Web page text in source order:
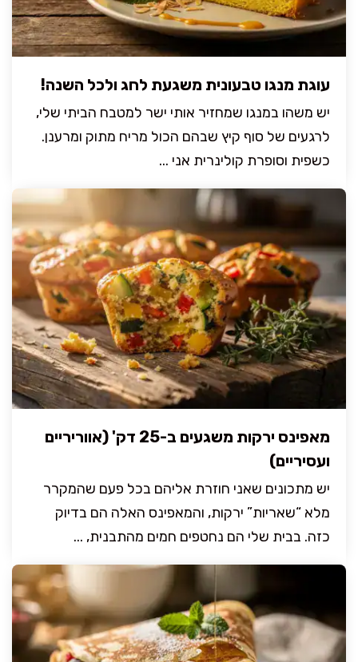
עוגת מנגו טבעונית משגעת לחג ולכל השנה!
יש משהו במנגו שמחזיר אותי ישר למטבח הביתי שלי,
לרגעים של סוף קיץ שבהם הכול מריח מתוק ומרענן.
כשפית וסופרת קולינרית אני ...
מאפינס ירקות משגעים ב-25 דק' (אווריריים
ועסיריים)
יש מתכונים שאני חוזרת אליהם בכל פעם שהמקרר
מלא “שאריות” ירקות, והמאפינס האלה הם בדיוק
כזה. בבית שלי הם נחטפים חמים מהתבנית, ...